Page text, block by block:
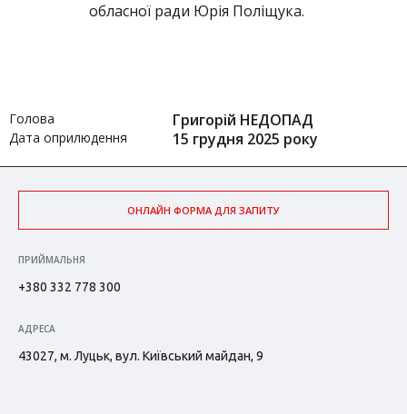
обласної ради Юрія Поліщука.
Голова Григорій НЕДОПАД
Дата оприлюдення 15 грудня 2025 року
ОНЛАЙН ФОРМА ДЛЯ ЗАПИТУ
ПРИЙМАЛЬНЯ
+380 332 778 300
АДРЕСА
43027, м. Луцьк, вул. Київський майдан, 9